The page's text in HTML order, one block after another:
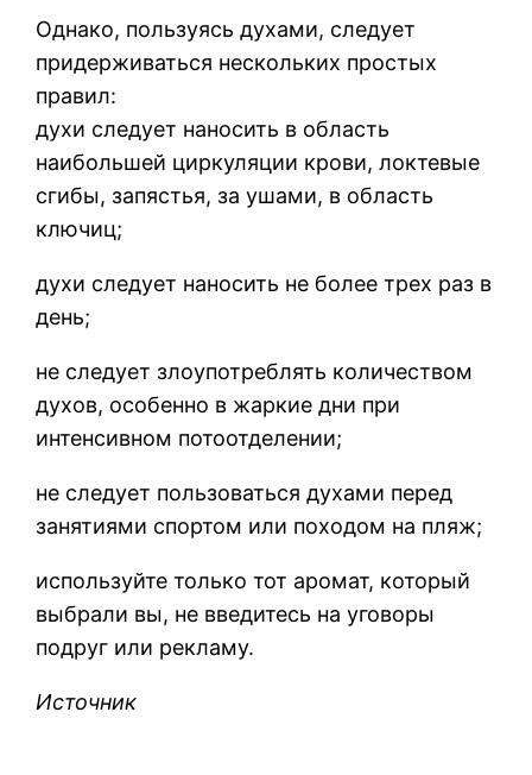
Однако, пользуясь духами, следует
придерживаться нескольких простых
правил:
духи следует наносить в область
наибольшей циркуляции крови, локтевые
сгибы, запястья, за ушами, в область
ключиц;
духи следует наносить не более трех раз в
день;
не следует злоупотреблять количеством
духов, особенно в жаркие дни при
интенсивном потоотделении;
не следует пользоваться духами перед
занятиями спортом или походом на пляж;
используйте только тот аромат, который
выбрали вы, не введитесь на уговоры
подруг или рекламу.
Источник